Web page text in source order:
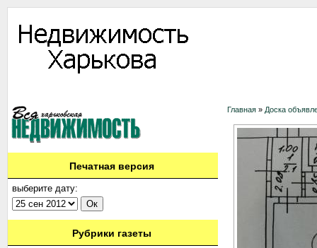
Печатная версия
выберите дату:
Рубрики газеты
Главная » Доска